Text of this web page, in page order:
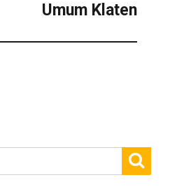
Umum Klaten